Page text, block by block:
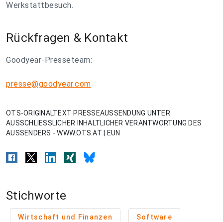
Werkstattbesuch.
Rückfragen & Kontakt
Goodyear-Presseteam:
presse@goodyear.com
OTS-ORIGINALTEXT PRESSEAUSSENDUNG UNTER
AUSSCHLIESSLICHER INHALTLICHER VERANTWORTUNG DES
AUSSENDERS - WWW.OTS.AT | EUN
Stichworte
Wirtschaft und Finanzen Software